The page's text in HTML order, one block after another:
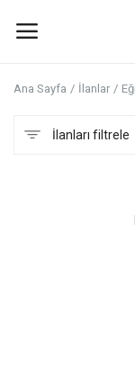
ekle
Ana Sayfa İlanlar
İlanları filtrele